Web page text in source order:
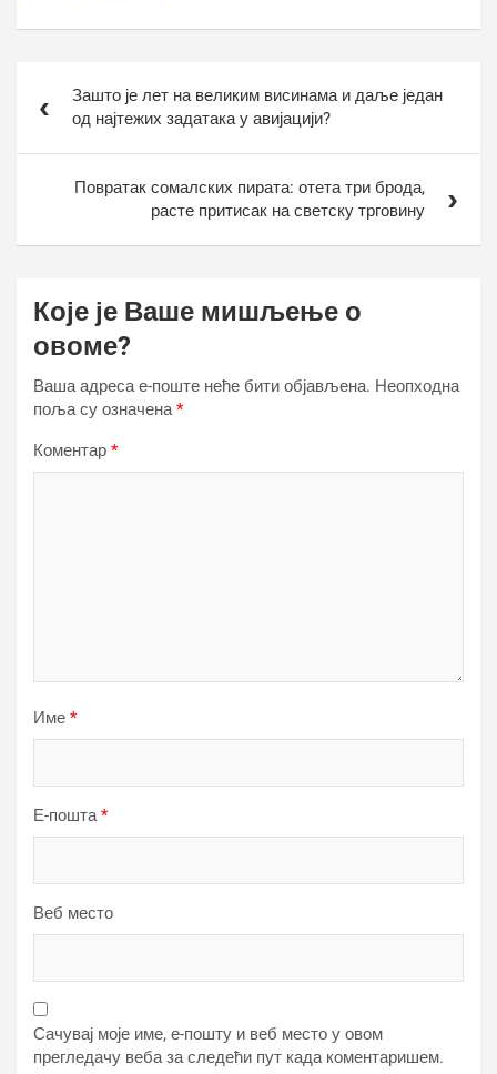
чланкаЗашто је лет на великим висинама и даље један
од најтежих задатака у авијацији?
Повратак сомалских пирата: отета три брода,
расте притисак на светску трговину
Које је Ваше мишљење о
овоме?
Ваша адреса е-поште неће бити објављена. Неопходна
поља су означена*
Коментар *
Име *
Е-пошта*
Веб место
Сачувај моје име, е-пошту и веб место у овом
прегледачу веба за следећи пут када коментаришем.